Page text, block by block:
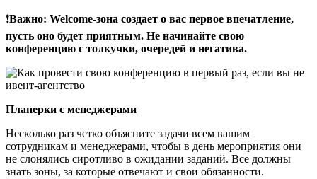
❗Важно: Welcome-зона создает о вас первое впечатление,
пусть оно будет приятным. Не начинайте свою
конференцию с толкучки, очередей и негатива.
Планерки с менеджерами
Несколько раз четко объясните задачи всем вашим
сотрудникам и менеджерами, чтобы в день мероприятия они
не слонялись сиротливо в ожидании заданий. Все должны
знать зоны, за которые отвечают и свои обязанности.